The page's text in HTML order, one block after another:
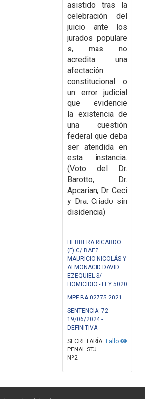
asistido tras la
celebración del
juicio ante los
jurados populare
s, mas no
acredita una
afectación
constitucional o
un error judicial
que evidencie
la existencia de
una cuestión
federal que deba
ser atendida en
esta instancia.
(Voto del Dr.
Barotto, Dr.
Apcarian, Dr. Ceci
y Dra. Criado sin
disidencia)
HERRERA RICARDO
(F) C/ BAEZ
MAURICIO NICOLÁS Y
ALMONACID DAVID
EZEQUIEL S/
HOMICIDIO - LEY 5020
MPF-BA-02775-2021
SENTENCIA: 72 -
19/06/2024 -
DEFINITIVA
Fallo
SECRETARÍA
PENAL STJ
Nº2